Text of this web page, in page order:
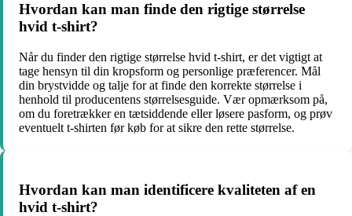
Hvordan kan man finde den rigtige størrelse
hvid t-shirt?
Når du finder den rigtige størrelse hvid t-shirt, er det vigtigt at
tage hensyn til din kropsform og personlige præferencer. Mål
din brystvidde og talje for at finde den korrekte størrelse i
henhold til producentens størrelsesguide. Vær opmærksom på,
om du foretrækker en tætsiddende eller løsere pasform, og prøv
eventuelt t-shirten før køb for at sikre den rette størrelse.
Hvordan kan man identificere kvaliteten af en
hvid t-shirt?